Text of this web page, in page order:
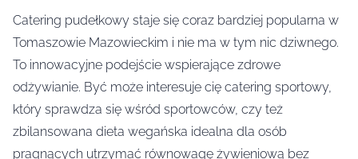
Catering pudełkowy staje się coraz bardziej popularna w
Tomaszowie Mazowieckim i nie ma w tym nic dziwnego.
To innowacyjne podejście wspierające zdrowe
odżywianie. Być może interesuje cię catering sportowy,
który sprawdza się wśród sportowców, czy też
zbilansowana dieta wegańska idealna dla osób
pragnących utrzymać równowagę żywieniową bez